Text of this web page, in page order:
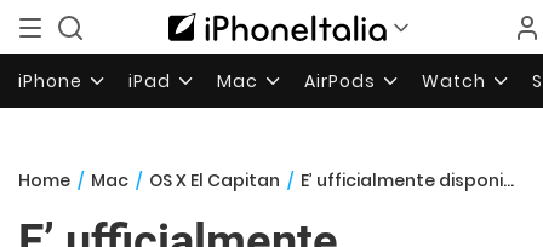
iPhone iPad Mac AirPods Watch
Home / Mac / OS X El Capitan / E’ ufficialmente disponibile OS X El Capitan!